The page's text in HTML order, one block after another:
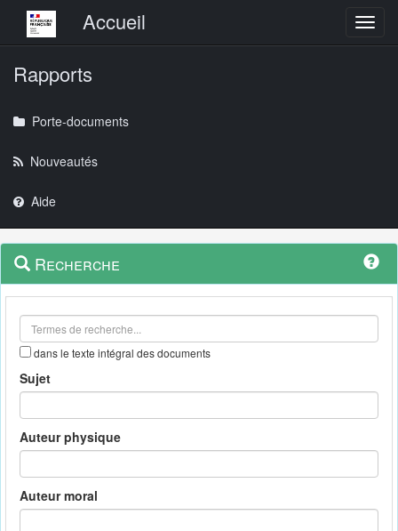
Menu principalAccueil
Rapports
Porte-documents
Nouveautés
Aide
Navigation
outils
Menu
contextuel
Recherche
dans le texte intégral des documents
Sujet
Auteur physique
Auteur moral